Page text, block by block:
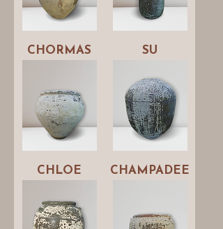
CHORMAS SU
CHLOE CHAMPADEE